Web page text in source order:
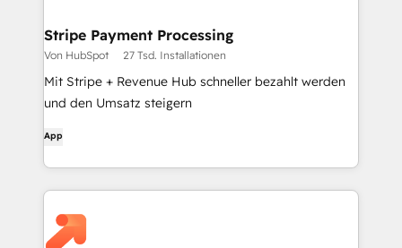
Stripe Payment Processing
Von HubSpot 27 Tsd. Installationen
Mit Stripe + Revenue Hub schneller bezahlt werden
und den Umsatz steigern
App